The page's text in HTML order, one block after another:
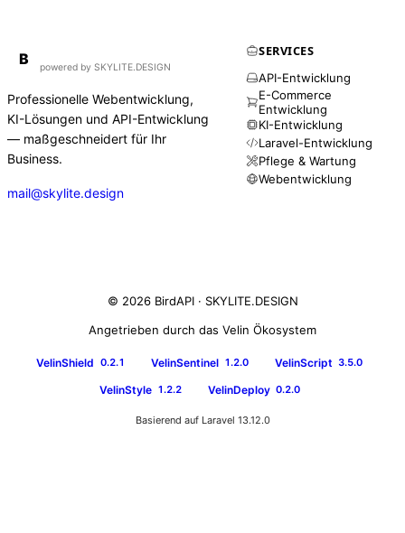
B powered by SKYLITE.DESIGN
Professionelle Webentwicklung,
KI-Lösungen und API-Entwicklung
— maßgeschneidert für Ihr
Business.
mail@skylite.design
SERVICES
API-Entwicklung
E-Commerce
Entwicklung
KI-Entwicklung
Laravel-Entwicklung
Pflege & Wartung
Webentwicklung
© 2026 BirdAPI · SKYLITE.DESIGN
Angetrieben durch das Velin Ökosystem
VelinShield 0.2.1 VelinSentinel 1.2.0 VelinScript 3.5.0
VelinStyle 1.2.2 VelinDeploy 0.2.0
Basierend auf Laravel 13.12.0